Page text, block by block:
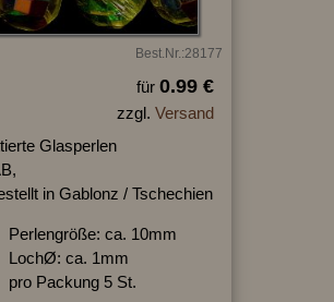
Best.Nr.:28177
für 0.99 €
zzgl. Versand
Glasperlen
in Gablonz / Tschechien
Perlengröße: ca. 10mm
LochØ: ca. 1mm
pro Packung 5 St.